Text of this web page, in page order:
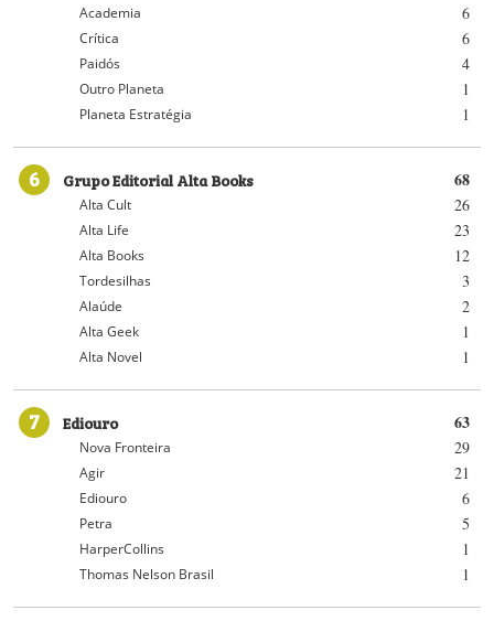
6
Academia
6
Crítica
4
Paidós
1
Outro Planeta
1
Planeta Estratégia
6 68
Grupo Editorial Alta Books
26
Alta Cult
23
Alta Life
12
Alta Books
3
Tordesilhas
2
Alaúde
1
Alta Geek
1
Alta Novel
7 63
Ediouro
29
Nova Fronteira
21
Agir
6
Ediouro
5
Petra
1
HarperCollins
1
Thomas Nelson Brasil